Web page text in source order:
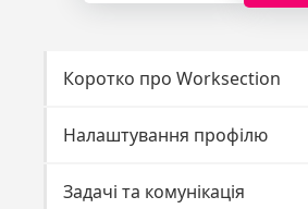
Коротко про Worksection
Налаштування профілю
Задачі та комунікація